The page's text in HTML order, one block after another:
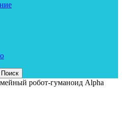
робот-гуманоид Alpha